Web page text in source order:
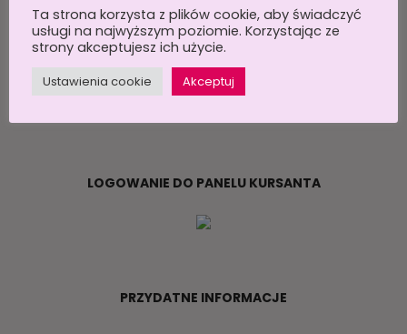
DANE KONTAKTOWE
607626338 lub 503381593
info@englishstudiopoznan.com
LOGOWANIE DO PANELU KURSANTA
PRZYDATNE INFORMACJE
Ta strona korzysta z plików cookie, aby świadczyć
usługi na najwyższym poziomie. Korzystając ze
strony akceptujesz ich użycie.
Ustawienia cookie Akceptuj